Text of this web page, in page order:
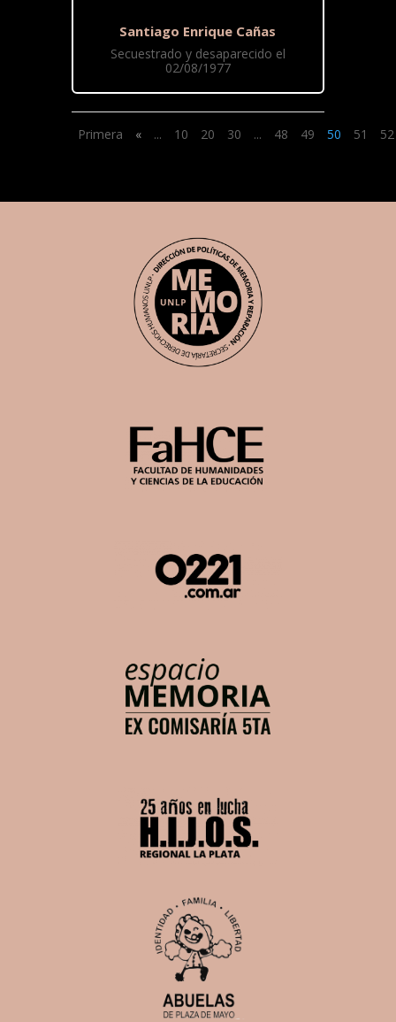
Santiago Enrique Cañas
Secuestrado y desaparecido el
02/08/1977
Primera « ... 10 20 30 ... 48 49 50 51 52